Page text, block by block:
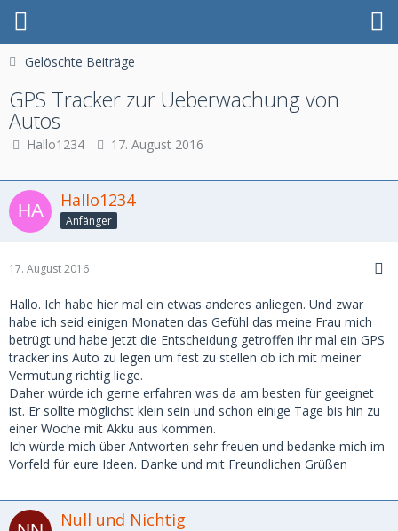
Gelöschte Beiträge
GPS Tracker zur Ueberwachung von
Autos
Hallo1234 17. August 2016
Hallo1234
Anfänger
17. August 2016
Hallo. Ich habe hier mal ein etwas anderes anliegen. Und zwar
habe ich seid einigen Monaten das Gefühl das meine Frau mich
betrügt und habe jetzt die Entscheidung getroffen ihr mal ein GPS
tracker ins Auto zu legen um fest zu stellen ob ich mit meiner
Vermutung richtig liege.
Daher würde ich gerne erfahren was da am besten für geeignet
ist. Er sollte möglichst klein sein und schon einige Tage bis hin zu
einer Woche mit Akku aus kommen.
Ich würde mich über Antworten sehr freuen und bedanke mich im
Vorfeld für eure Ideen. Danke und mit Freundlichen Grüßen
Null und Nichtig